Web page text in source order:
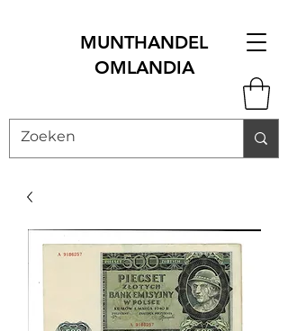
MUNTHANDEL
OMLANDIA